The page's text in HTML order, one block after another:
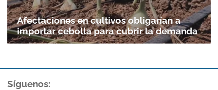
Afectaciones en cultivos obligarían a
importar cebolla para cubrir la demanda
Síguenos: